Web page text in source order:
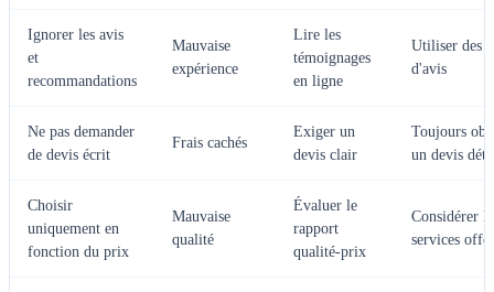
Ignorer les avis
et
recommandations
Mauvaise
expérience
Lire les
témoignages
en ligne
Utiliser des
d'avis
Ne pas demander
de devis écrit
Frais cachés
Exiger un
devis clair
Toujours
un devis
Choisir
uniquement en
fonction du prix
Mauvaise
qualité
Évaluer le
rapport
qualité-prix
Considérer
services